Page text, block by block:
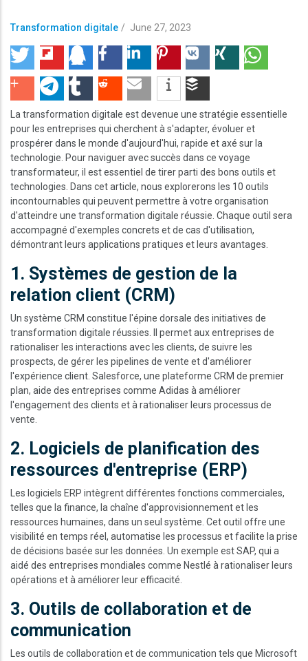
Transformation digitale / June 27, 2023
La transformation digitale est devenue une stratégie essentielle
pour les entreprises qui cherchent à s'adapter, évoluer et
prospérer dans le monde d'aujourd'hui, rapide et axé sur la
technologie. Pour naviguer avec succès dans ce voyage
transformateur, il est essentiel de tirer parti des bons outils et
technologies. Dans cet article, nous explorerons les 10 outils
incontournables qui peuvent permettre à votre organisation
d'atteindre une transformation digitale réussie. Chaque outil sera
accompagné d'exemples concrets et de cas d'utilisation,
démontrant leurs applications pratiques et leurs avantages.
1. Systèmes de gestion de la
relation client (CRM)
Un système CRM constitue l'épine dorsale des initiatives de
transformation digitale réussies. Il permet aux entreprises de
rationaliser les interactions avec les clients, de suivre les
prospects, de gérer les pipelines de vente et d'améliorer
l'expérience client. Salesforce, une plateforme CRM de premier
plan, aide des entreprises comme Adidas à améliorer
l'engagement des clients et à rationaliser leurs processus de
vente.
2. Logiciels de planification des
ressources d'entreprise (ERP)
Les logiciels ERP intègrent différentes fonctions commerciales,
telles que la finance, la chaîne d'approvisionnement et les
ressources humaines, dans un seul système. Cet outil offre une
visibilité en temps réel, automatise les processus et facilite la prise
de décisions basée sur les données. Un exemple est SAP, qui a
aidé des entreprises mondiales comme Nestlé à rationaliser leurs
opérations et à améliorer leur efficacité.
3. Outils de collaboration et de
communication
Les outils de collaboration et de communication tels que Microsoft